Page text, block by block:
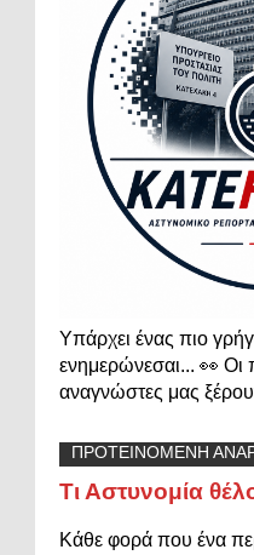
Υπάρχει ένας πιο
ενημερώνεσαι... 👀 Οι
αναγνώστες μας
ΠΡΟΤΕΙΝΟΜΕΝΗ
Τι Αστυνομία
Κάθε φορά που ένα